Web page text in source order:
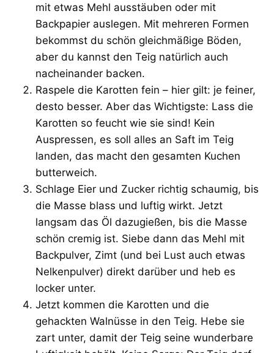
mit etwas Mehl ausstäuben oder mit
Backpapier auslegen. Mit mehreren Formen
bekommst du schön gleichmäßige Böden,
aber du kannst den Teig natürlich auch
nacheinander backen.
Raspele die Karotten fein – hier gilt: je feiner,
desto besser. Aber das Wichtigste: Lass die
Karotten so feucht wie sie sind! Kein
Auspressen, es soll alles an Saft im Teig
landen, das macht den gesamten Kuchen
butterweich.
Schlage Eier und Zucker richtig schaumig, bis
die Masse blass und luftig wirkt. Jetzt
langsam das Öl dazugießen, bis die Masse
schön cremig ist. Siebe dann das Mehl mit
Backpulver, Zimt (und bei Lust auch etwas
Nelkenpulver) direkt darüber und heb es
locker unter.
Jetzt kommen die Karotten und die
gehackten Walnüsse in den Teig. Hebe sie
zart unter, damit der Teig seine wunderbare